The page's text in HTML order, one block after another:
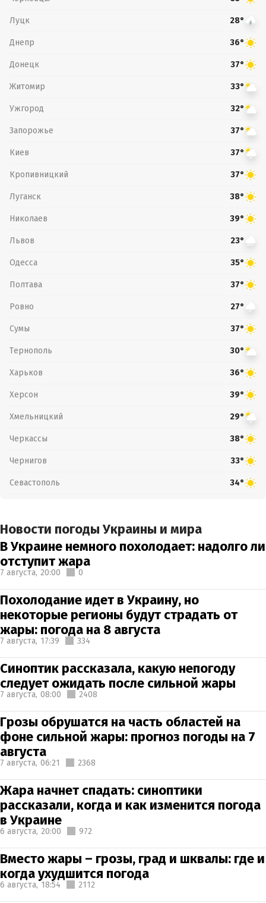
Луцк 28°
Днепр 36°
Донецк 37°
Житомир 33°
Ужгород 32°
Запорожье 37°
Киев 37°
Кропивницкий 37°
Луганск 38°
Николаев 39°
Львов 23°
Одесса 35°
Полтава 37°
Ровно 27°
Сумы 37°
Тернополь 30°
Харьков 36°
Херсон 39°
Хмельницкий 29°
Черкассы 38°
Чернигов 33°
Севастополь 34°
Новости погоды Украины и мира
В Украине немного похолодает: надолго ли
отступит жара
7 августа, 20:00 0
Похолодание идет в Украину, но
некоторые регионы будут страдать от
жары: погода на 8 августа
7 августа, 17:39 334
Синоптик рассказала, какую непогоду
следует ожидать после сильной жары
7 августа, 08:00 2408
Грозы обрушатся на часть областей на
фоне сильной жары: прогноз погоды на 7
августа
7 августа, 06:21 2368
Жара начнет спадать: синоптики
рассказали, когда и как изменится погода
в Украине
6 августа, 20:00 972
Вместо жары – грозы, град и шквалы: где и
когда ухудшится погода
6 августа, 18:54 2112